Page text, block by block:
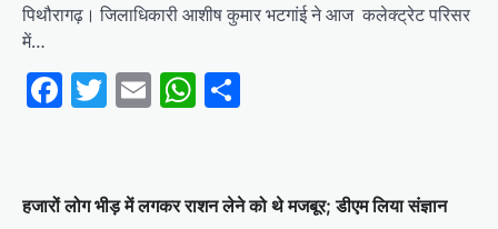
पिथौरागढ़। जिलाधिकारी आशीष कुमार भटगांई ने आज कलेक्ट्रेट परिसर
में…
Facebook
Twitter
EmailWhatsApp
हजारों लोग भीड़ में लगकर राशन लेने को थे मजबूर; डीएम लिया संज्ञान